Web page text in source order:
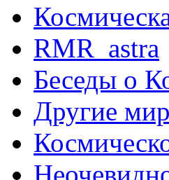
RMR_astra
Беседы о
Другие